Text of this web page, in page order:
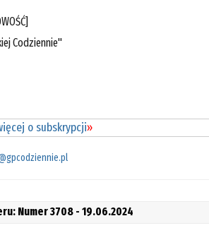
Codziennie"
o subskrypcji»
Numer 3708 - 19.06.2024